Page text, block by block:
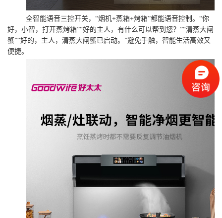
全智能语音三控开关，“烟机+蒸箱+烤箱”都能语音控制。“你
好，小智，打开蒸烤箱”“好的主人，有什么可以帮到您？”“清蒸大闸
蟹”“好的，主人，清蒸大闸蟹已启动。”避免手触，智能生活高效又
便捷。